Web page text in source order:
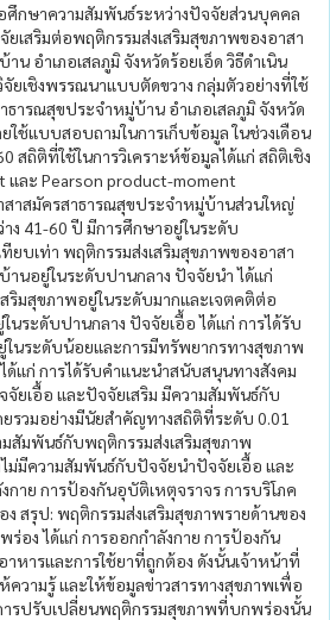
ศึกษาความสัมพันธ์ระหว่างปัจจัยส่วนบุคคล
เสริมต่อพฤติกรรมส่งเสริมสุขภาพของอาสา
น อำเภอเสลภูมิ จังหวัดร้อยเอ็ด วิธีดำเนิน
จัยเชิงพรรณนาแบบตัดขวาง กลุ่มตัวอย่างที่ใช้
ธารณสุขประจำหมู่บ้าน อำเภอเสลภูมิ จังหวัด
ยใช้แบบสอบถามในการเก็บข้อมูล ในช่วงเดือน
สถิติที่ใช้ในการวิเคราะห์ข้อมูลได้แก่ สถิติเชิง
ละ Pearson product-moment
าสมัครสาธารณสุขประจำหมู่บ้านส่วนใหญ่
ง 41-60 ปี มีการศึกษาอยู่ในระดับ
บเท่า พฤติกรรมส่งเสริมสุขภาพของอาสา
นอยู่ในระดับปานกลาง ปัจจัยนำ ได้แก่
สริมสุขภาพอยู่ในระดับมากและเจตคติต่อ
นระดับปานกลาง ปัจจัยเอื้อ ได้แก่ การได้รับ
นระดับน้อยและการมีทรัพยากรทางสุขภาพ
ด้แก่ การได้รับคำแนะนำสนับสนุนทางสังคม
ยเอื้อ และปัจจัยเสริม มีความสัมพันธ์กับ
รวมอย่างมีนัยสำคัญทางสถิติที่ระดับ 0.01
สัมพันธ์กับพฤติกรรมส่งเสริมสุขภาพ
มีความสัมพันธ์กับปัจจัยนำปัจจัยเอื้อ และ
กาย การป้องกันอุบัติเหตุจราจร การบริโภค
สรุป: พฤติกรรมส่งเสริมสุขภาพรายด้านของ
อง ได้แก่ การออกกำลังกาย การป้องกัน
าหารและการใช้ยาที่ถูกต้อง ดังนั้นเจ้าหน้าที่
ความรู้ และให้ข้อมูลข่าวสารทางสุขภาพเพื่อ
ารปรับเปลี่ยนพฤติกรรมสุขภาพที่บกพร่องนั้น